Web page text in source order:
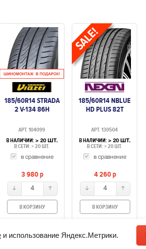
185/60R14 STRADA
2 V-134 86H
АРТ. 104099
В НАЛИЧИИ: > 20 ШТ.
В СЕТИ: > 20 ШТ.
в сравнение
3 980p
4
В КОРЗИНУ
185/60R14 NBLUE
HD PLUS 82T
АРТ. 130504
В НАЛИЧИИ: > 20 ШТ.
В СЕТИ: > 20 ШТ.
в сравнение
4 260p
4
В КОРЗИНУ
С/Х шины
и использование Яндекс.Метрики.